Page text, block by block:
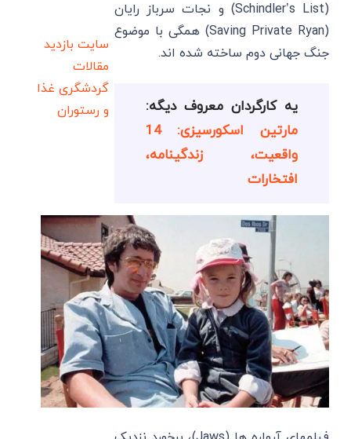
(Schindler’s List) و نجات سرباز رایان
(Saving Private Ryan) همگی با موضوع
جنگ جهانی دوم ساخته شده اند.
یه کارگردان معروف دیگه:
مارتین اسکورسیزی: 14
واقعیت، زندگینامه،
افتخارات
سایت بازدید
مقالات
گردشگری غذا
و رستوران